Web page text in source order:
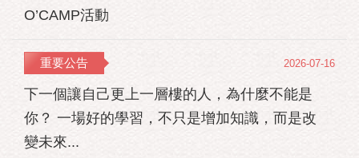
O’CAMP活動
重要公告
下一個讓自己更上一層樓的人，為什麼不能是
你？ 一場好的學習，不只是增加知識，而是改
變未來...
2026-07-16